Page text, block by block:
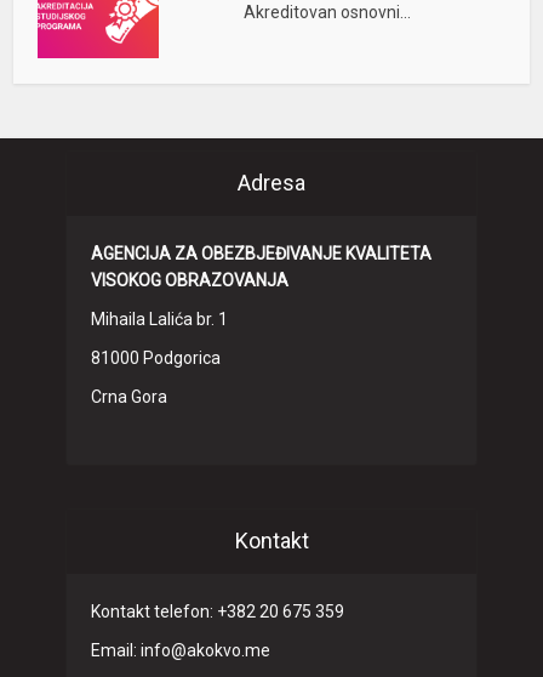
Akreditovan osnovni...
Adresa
AGENCIJA ZA OBEZBJEĐIVANJE KVALITETA
VISOKOG OBRAZOVANJA
Mihaila Lalića br. 1
81000 Podgorica
Crna Gora
Kontakt
Kontakt telefon: +382 20 675 359
Email: info@akokvo.me